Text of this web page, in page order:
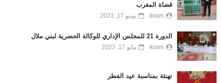
قضاة المغرب
ikram يونيو 17, 2023
الدورة 21 للمجلس الإداري للوكالة الحضرية لبني ملال
ikram مايو 17, 2023
تهنئة بمناسبة عيد الفطر